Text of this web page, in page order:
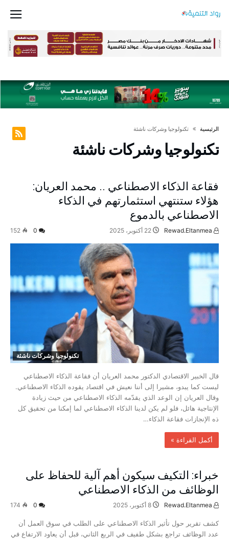
‫الرئيسية‬ تكنولوجيا وشركات ناشئة
تكنولوجيا وشركات ناشئة
فقاعة الذكاء الاصطناعي .. محمد العريان:
هؤلاء ستنتهي استثمارتهم في الذكاء
الاصطناعي بالدموع
22 أكتوبر، 2025 152
تكنولوجيا وشركات ناشئة
قال الخبير الاقتصادي الدكتور محمد العريان أن فقاعة الذكاء الاصطناعي
ليست كما يبدو، مشيرا إلى أننا نعيش في اقتصاد يقوده الذكاء الاصطناعي.
وقال العريان إن الوعد الذي يقدّمه الذكاء الاصطناعي من حيث زيادة
الإنتاجية هائل، فلو لم يكن لدينا الذكاء الاصطناعي لما إمكنا من تحقيق كل
ذه الإنجازات فقاعة الذكاء…
‫أكمل القراءة »‬
خبراء: التكيف سيكون أهم آلية للحفاظ على
الوظائف من الذكاء الاصطناعي
8 أكتوبر، 2025 174
كشف تقرير حول تأثير الذكاء الاصطناعي على الطلب في سوق العمل أن
عدد الوظائف تراجع بشكل طفيف في الربع الثاني، قبل أن يعاود الارتفاع في